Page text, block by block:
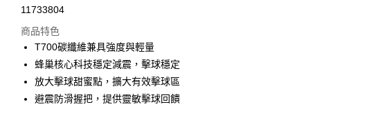
Apple Pay
悠遊付
Google Pay
11733804
商品特色
T700碳纖維兼具強度與輕量
蜂巢核心科技穩定減震，擊球穩定
放大擊球甜蜜點，擴大有效擊球區
避震防滑握把，提供靈敏擊球回饋